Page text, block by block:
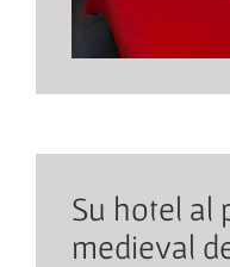
Su hotel al
medieval